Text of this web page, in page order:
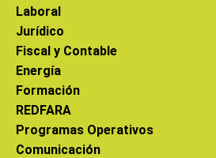
Laboral
Jurídico
Fiscal y Contable
Energía
Formación
REDFARA
Programas Operativos
Comunicación